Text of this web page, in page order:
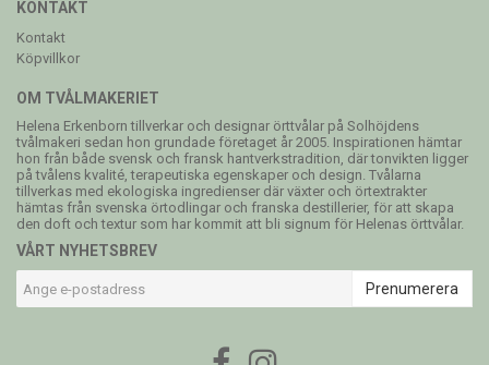
KONTAKT
Kontakt
Köpvillkor
OM TVÅLMAKERIET
Helena Erkenborn tillverkar och designar örttvålar på Solhöjdens
tvålmakeri sedan hon grundade företaget år 2005. Inspirationen hämtar
hon från både svensk och fransk hantverkstradition, där tonvikten ligger
på tvålens kvalité, terapeutiska egenskaper och design. Tvålarna
tillverkas med ekologiska ingredienser där växter och örtextrakter
hämtas från svenska örtodlingar och franska destillerier, för att skapa
den doft och textur som har kommit att bli signum för Helenas örttvålar.
VÅRT NYHETSBREV
Prenumerera